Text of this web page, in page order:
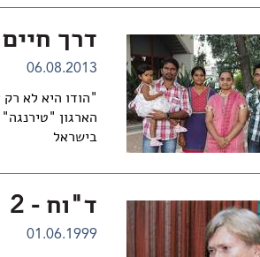
דרך
06.08.2013
"הודו היא לא רק
הארגון
בישראל
ד"וח - 2
01.06.1999